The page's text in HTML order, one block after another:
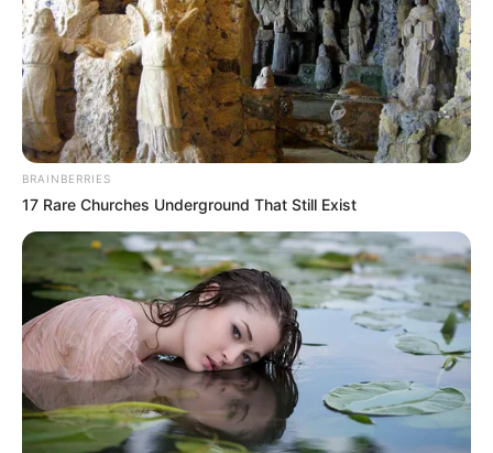
(foto: facebook/hillarylondon)
BRAINBERRIES
17 Rare Churches Underground That Still Exist